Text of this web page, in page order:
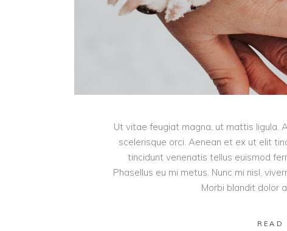
Ut vitae feugiat magna, ut mattis ligula.
scelerisque orci. Aenean et ex ut elit
tincidunt venenatis tellus euismod
Phasellus eu mi metus. Nunc mi nisl,
Morbi blandit dolor
READ